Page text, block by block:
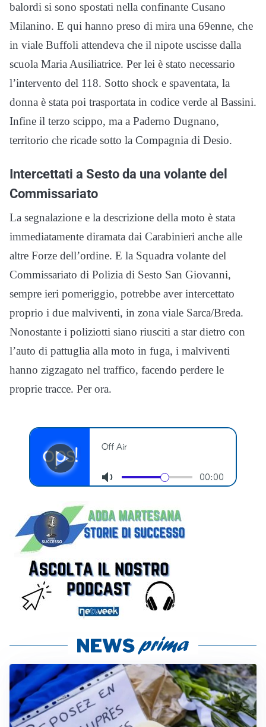
balordi si sono spostati nella confinante Cusano
Milanino. E qui hanno preso di mira una 69enne, che
in viale Buffoli attendeva che il nipote uscisse dalla
scuola Maria Ausiliatrice. Per lei è stato necessario
l’intervento del 118. Sotto shock e spaventata, la
donna è stata poi trasportata in codice verde al Bassini.
Infine il terzo scippo, ma a Paderno Dugnano,
territorio che ricade sotto la Compagnia di Desio.
Intercettati a Sesto da una volante del
Commissariato
La segnalazione e la descrizione della moto è stata
immediatamente diramata dai Carabinieri anche alle
altre Forze dell’ordine. E la Squadra volante del
Commissariato di Polizia di Sesto San Giovanni,
sempre ieri pomeriggio, potrebbe aver intercettato
proprio i due malviventi, in zona viale Sarca/Breda.
Nonostante i poliziotti siano riusciti a star dietro con
l’auto di pattuglia alla moto in fuga, i malviventi
hanno zigzagato nel traffico, facendo perdere le
proprie tracce. Per ora.